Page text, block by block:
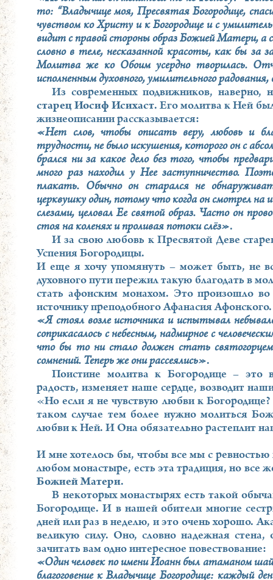
то: “Владычице моя, Пресвятая Богородице,
чувством ко Христу и к Богородице и с
видит с правой стороны образ Божией Матери, а
словно в теле, несказанной красоты, как бы
Молитва же ко Обоим усердно творилась.
исполненным духовного, умилительного
Из современных подвижников, наверно,
старец Иосиф Исихаст. Его молитва к Ней
жизнеописании рассказывается:
«Нет слов, чтобы описать веру, любовь и
трудности, не было искушения, которого он с
брался ни за какое дело без того, чтобы
много раз находил у Нее заступничество.
плакать. Обычно он старался не
церквушку один, потому что когда он смотрел
слезами, целовал Ее святой образ. Часто он
стоя на коленях и проливая потоки слёз».
И за свою любовь к Пресвятой Деве
Успения Богородицы.
И еще я хочу упомянуть – может быть, не
духовного пути пережил такую благодать в
стать афонским монахом. Это произошло
источнику преподобного Афанасия
«Я стоял возле источника и испытывал
соприкасалось с небесным, надмирное с
что бы то ни стало должен стать
сомнений. Теперь же они рассеялись».
Поистине молитва к Богородице – это
радость, изменяет наше сердце, возводит
«Но если я не чувствую любви к
таком случае тем более нужно молиться
любви к Ней. И Она обязательно растеплит
И мне хотелось бы, чтобы все мы с
любом монастыре, есть эта традиция, но все
Божией Матери.
В некоторых монастырях есть такой
Богородице. И в нашей обители многие
дней или раз в неделю, и это очень хорошо.
великую силу. Оно, словно надежная стена,
зачитать вам одно интересное повествование:
«Один человек по имени Иоанн был атаманом
благоговение к Владычице Богородице: каждый